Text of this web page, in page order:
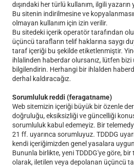
dışındaki her türlü kullanım, ilgili yazarın
Bu sitenin indirilmesine ve
olmayan kullanım için izin verilir.
Bu sitedeki içerik operatör tarafından
üçüncü tarafların telif haklarına saygı
taraf içeriği bu şekilde etiketlenmiştir.
ihlalinden haberdar olursanız, lütfen bizi
bilgilendirin. Herhangi bir ihlalden
derhal kaldıracağız.
Sorumluluk reddi (feragatname)
Web sitemizin içeriği büyük bir özenle
doğruluğu, eksiksizliği ve güncelliği
sorumluluk kabul edemeyiz. Bir
21 ff. uyarınca sorumluyuz. TDDDG
kendi içeriğimizden genel yasalara
Bununla birlikte, yeni TDDDG'ye göre, bir
olarak, iletilen veya depolanan üçüncü